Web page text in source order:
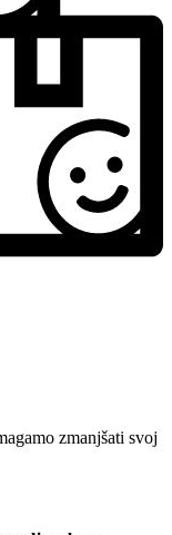
zmanjšati svoj